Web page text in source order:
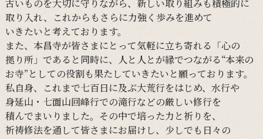
古いものを大切に守りながら、 新しい取り組みも積極的に
取り入れ、
これからも さらに力強く 歩みを進めて
いきたいと考えております。
また、 本昌寺が皆さまにとって気軽に立ち寄れる 「心の
拠り所」であると同時に、 人と 人とが縁でつながる“本来の
お寺”と しての役割も果たしていきたいと願っております。
私自身、
これまで七百日に及ぶ大荒行をはじめ、 水行や
身延山・ 七面山回峰行での滝行などの厳しい修行を
積んでまいりました。 その中で培った力と祈りを、
祈祷修法を通して皆さまにお届けし、 少しでも 日々の